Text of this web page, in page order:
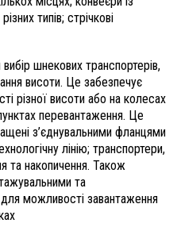
типів; стрічкові
шнекових транспортерів,
висоти. Це забезпечує
різної висоти або на колесах
перевантаження. Це
з’єднувальними фланцями
лінію; транспортери,
та накопичення. Також
та
можливості завантаження